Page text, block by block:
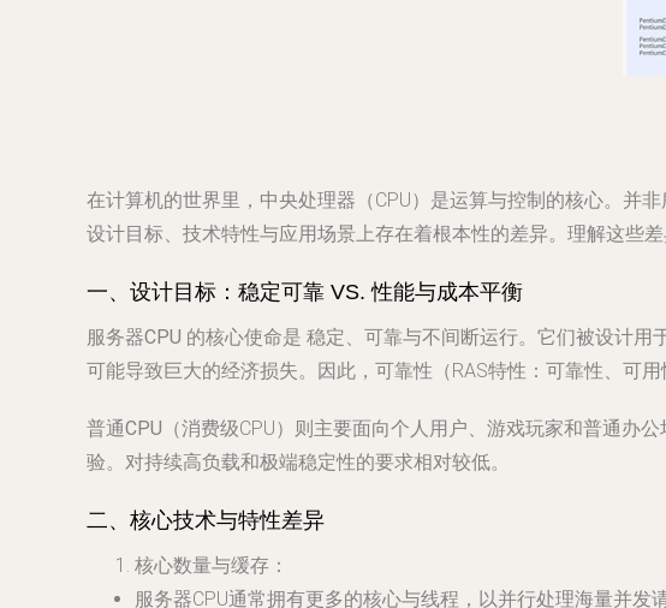
在计算机的世界里，中央处理器（CPU）是运算与控制的核心。并
设计目标、技术特性与应用场景上存在着根本性的差异。理解这些
一、设计目标：稳定可靠 VS. 性能与成本平衡
服务器CPU 的核心使命是 稳定、可靠与不间断运行。它们被设计用
可能导致巨大的经济损失。因此，可靠性（RAS特性：可靠性、可用
普通CPU （消费级CPU）则主要面向个人用户、游戏玩家和普通办
验。对持续高负载和极端稳定性的要求相对较低。
二、核心技术与特性差异
核心数量与缓存 ：
服务器CPU通常拥有更多的核心与线程 ，以并行处理海量并发